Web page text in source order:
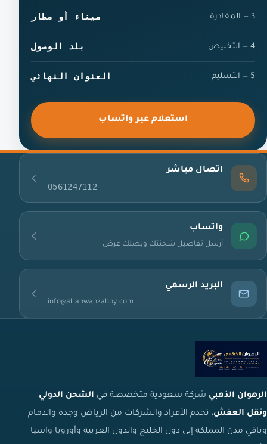
3 — المغادرة ميناء أو مطار
4 — التخليص بلد الوصول
5 — التسليم العنوان النهائي
استعلام عبر واتساب
اتصال مباشر
0561247112
واتساب
أرسل تفاصيل شحنتك ويصلك عرض
البريد الرسمي
info@alrahwanzahby.com
الرهوان الذهبي شركة سعودية متخصصة في الشحن الدولي
ونقل العفش، تخدم الأفراد والشركات من الرياض وجدة والدمام
وباقي مدن المملكة إلى دول الخليج والدول العربية وأوروبا وآسيا